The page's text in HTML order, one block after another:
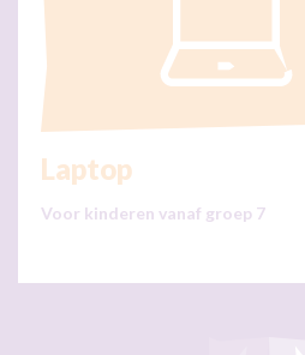
Laptop
Voor kinderen vanaf groep 7